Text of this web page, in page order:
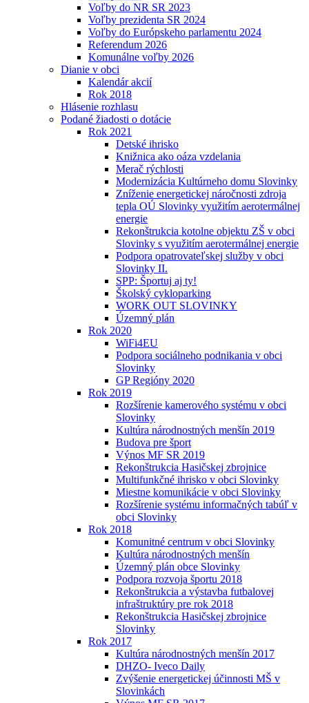
Voľby do NR SR 2023
Voľby prezidenta SR 2024
Voľby do Európskeho parlamentu 2024
Referendum 2026
Komunálne voľby 2026
Dianie v obci
Kalendár akcií
Rok 2018
Hlásenie rozhlasu
Podané žiadosti o dotácie
Rok 2021
Detské ihrisko
Knižnica ako oáza vzdelania
Merač rýchlosti
Modernizácia Kultúrneho domu Slovinky
Zníženie energetickej náročnosti zdroja
tepla OÚ Slovinky využitím aerotermálnej
energie
Rekonštrukcia kotolne objektu ZŠ v obci
Slovinky s využitím aerotermálnej energie
Podpora opatrovateľskej služby v obci
Slovinky II.
SPP: Športuj aj ty!
Školský cykloparking
WORK OUT SLOVINKY
Územný plán
Rok 2020
WiFi4EU
Podpora sociálneho podnikania v obci
Slovinky
GP Regióny 2020
Rok 2019
Rozšírenie kamerového systému v obci
Slovinky
Kultúra národnostných menšín 2019
Budova pre šport
Výnos MF SR 2019
Rekonštrukcia Hasičskej zbrojnice
Multifunkčné ihrisko v obci Slovinky
Miestne komunikácie v obci Slovinky
Rozšírenie systému informačných tabúľ v
obci Slovinky
Rok 2018
Komunitné centrum v obci Slovinky
Kultúra národnostných menšín
Územný plán obce Slovinky
Podpora rozvoja športu 2018
Rekonštrukcia a výstavba futbalovej
infraštruktúry pre rok 2018
Rekonštrukcia Hasičskej zbrojnice
Slovinky
Rok 2017
Kultúra národnostných menšín 2017
DHZO- Iveco Daily
Zvýšenie energetickej účinnosti MŠ v
Slovinkách